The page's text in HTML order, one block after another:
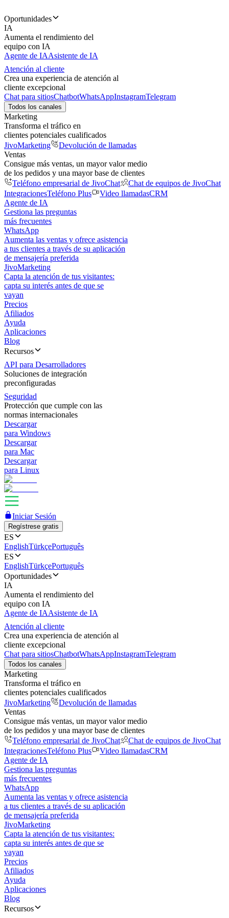
Oportunidades
IA
Aumenta el rendimiento del
equipo con IA
Agente de IAAsistente de IA
Atención al cliente
Crea una experiencia de atención al
cliente excepcional
Chat para sitiosChatbotWhatsAppInstagramTelegram
Todos los canales
Marketing
Transforma el tráfico en
clientes potenciales cualificados
JivoMarketing
Devolución de llamadas
Ventas
Consigue más ventas, un mayor valor medio
de los pedidos y una mayor base de clientes
Teléfono empresarial de JivoChat
Chat de equipos de JivoChat
IntegracionesTeléfono Plus Video llamadasCRM
Agente de IA
Gestiona las preguntas
más frecuentes
WhatsApp
Aumenta las ventas y ofrece asistencia
a tus clientes a través de su aplicación
de mensajería preferida
JivoMarketing
Capta la atención de tus visitantes:
capta su interés antes de que se
vayan
Precios
Afiliados
Ayuda
Aplicaciones
Blog
Recursos
API para Desarrolladores
Soluciones de integración
preconfiguradas
Seguridad
Protección que cumple con las
normas internacionales
Descargar
para Windows
Descargar
para Mac
Descargar
para Linux
Iniciar Sesión
Regístrese gratis
ES
EnglishTürkçePortuguês
ES
EnglishTürkçePortuguês
Oportunidades
IA
Aumenta el rendimiento del
equipo con IA
Agente de IAAsistente de IA
Atención al cliente
Crea una experiencia de atención al
cliente excepcional
Chat para sitiosChatbotWhatsAppInstagramTelegram
Todos los canales
Marketing
Transforma el tráfico en
clientes potenciales cualificados
JivoMarketing
Devolución de llamadas
Ventas
Consigue más ventas, un mayor valor medio
de los pedidos y una mayor base de clientes
Teléfono empresarial de JivoChat
Chat de equipos de JivoChat
IntegracionesTeléfono Plus Video llamadasCRM
Agente de IA
Gestiona las preguntas
más frecuentes
WhatsApp
Aumenta las ventas y ofrece asistencia
a tus clientes a través de su aplicación
de mensajería preferida
JivoMarketing
Capta la atención de tus visitantes:
capta su interés antes de que se
vayan
Precios
Afiliados
Ayuda
Aplicaciones
Blog
Recursos